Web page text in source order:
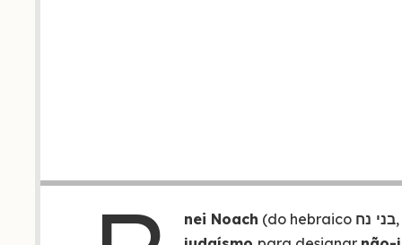
nei Noach (do hebraico בני נח,